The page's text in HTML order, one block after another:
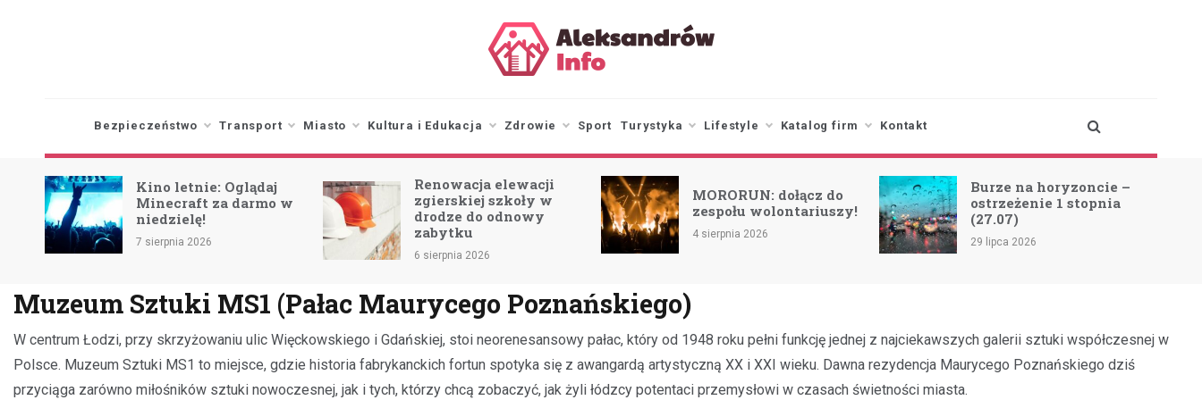
Bezpieczeństwo Transport Miasto Kultura i Edukacja Zdrowie Sport Turystyka Lifestyle Katalog firm Kontakt
Oglądaj
darmo w
Renowacja elewacji
zgierskiej szkoły w
drodze do odnowy
zabytku
MORORUN: dołącz do
zespołu wolontariuszy!
Burze na horyzoncie –
ostrzeżenie 1 stopnia
(27.07)
29 lipca 2026
Zmiana trasy linii 97
A/B z powodu koncertu
23 lipca 2026
Muzeum Sztuki MS1 (Pałac Maurycego Poznańskiego)
W centrum Łodzi, przy skrzyżowaniu ulic Więckowskiego i Gdańskiej, stoi neorenesansowy pałac, który od 1948 roku pełni funkcję jednej z najciekawszych galerii sztuki współczesnej w
Polsce. Muzeum Sztuki MS1 to miejsce, gdzie historia fabrykanckich fortun spotyka się z awangardą artystyczną XX i XXI wieku. Dawna rezydencja Maurycego Poznańskiego dziś
przyciąga zarówno miłośników sztuki nowoczesnej, jak i tych, którzy chcą zobaczyć, jak żyli łódzcy potentaci przemysłowi w czasach świetności miasta.